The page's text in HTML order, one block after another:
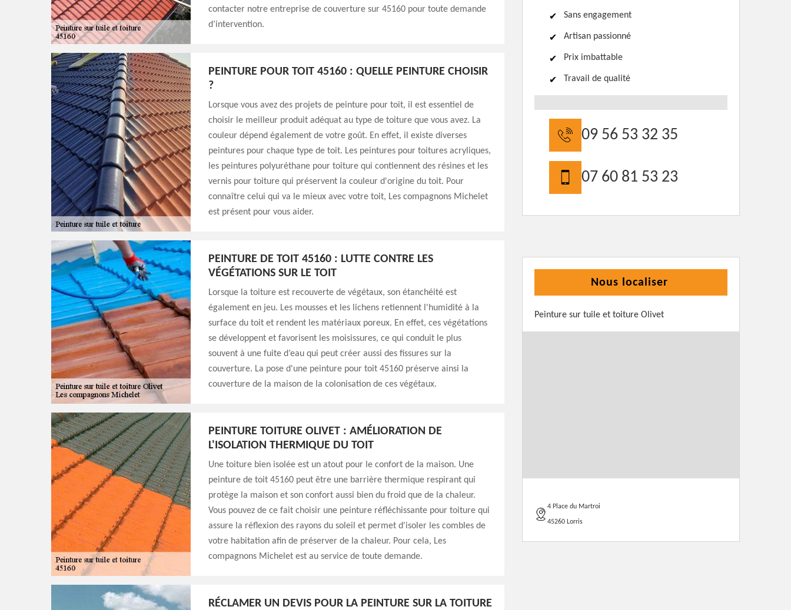
contacter notre entreprise de couverture sur 45160 pour toute demande
d’intervention.
PEINTURE POUR TOIT 45160 : QUELLE PEINTURE CHOISIR
?
Lorsque vous avez des projets de peinture pour toit, il est essentiel de
choisir le meilleur produit adéquat au type de toiture que vous avez. La
couleur dépend également de votre goût. En effet, il existe diverses
peintures pour chaque type de toit. Les peintures pour toitures acryliques,
les peintures polyuréthane pour toiture qui contiennent des résines et les
vernis pour toiture qui préservent la couleur d'origine du toit. Pour
connaître celui qui va le mieux avec votre toit, Les compagnons Michelet
est présent pour vous aider.
PEINTURE DE TOIT 45160 : LUTTE CONTRE LES
VÉGÉTATIONS SUR LE TOIT
Lorsque la toiture est recouverte de végétaux, son étanchéité est
également en jeu. Les mousses et les lichens retiennent l'humidité à la
surface du toit et rendent les matériaux poreux. En effet, ces végétations
se développent et favorisent les moisissures, ce qui conduit le plus
souvent à une fuite d’eau qui peut créer aussi des fissures sur la
couverture. La pose d'une peinture pour toit 45160 préserve ainsi la
couverture de la maison de la colonisation de ces végétaux.
PEINTURE TOITURE OLIVET : AMÉLIORATION DE
L'ISOLATION THERMIQUE DU TOIT
Une toiture bien isolée est un atout pour le confort de la maison. Une
peinture de toit 45160 peut être une barrière thermique respirant qui
protège la maison et son confort aussi bien du froid que de la chaleur.
Vous pouvez de ce fait choisir une peinture réfléchissante pour toiture qui
assure la réflexion des rayons du soleil et permet d'isoler les combles de
votre habitation afin de préserver de la chaleur. Pour cela, Les
compagnons Michelet est au service de toute demande.
RÉCLAMER UN DEVIS POUR LA PEINTURE SUR LA TOITURE
Sans engagement
Artisan passionné
Prix imbattable
Travail de qualité
09 56 53 32 35
07 60 81 53 23
Nous localiser
Peinture sur tuile et toiture Olivet
4 Place du Martroi
45260 Lorris